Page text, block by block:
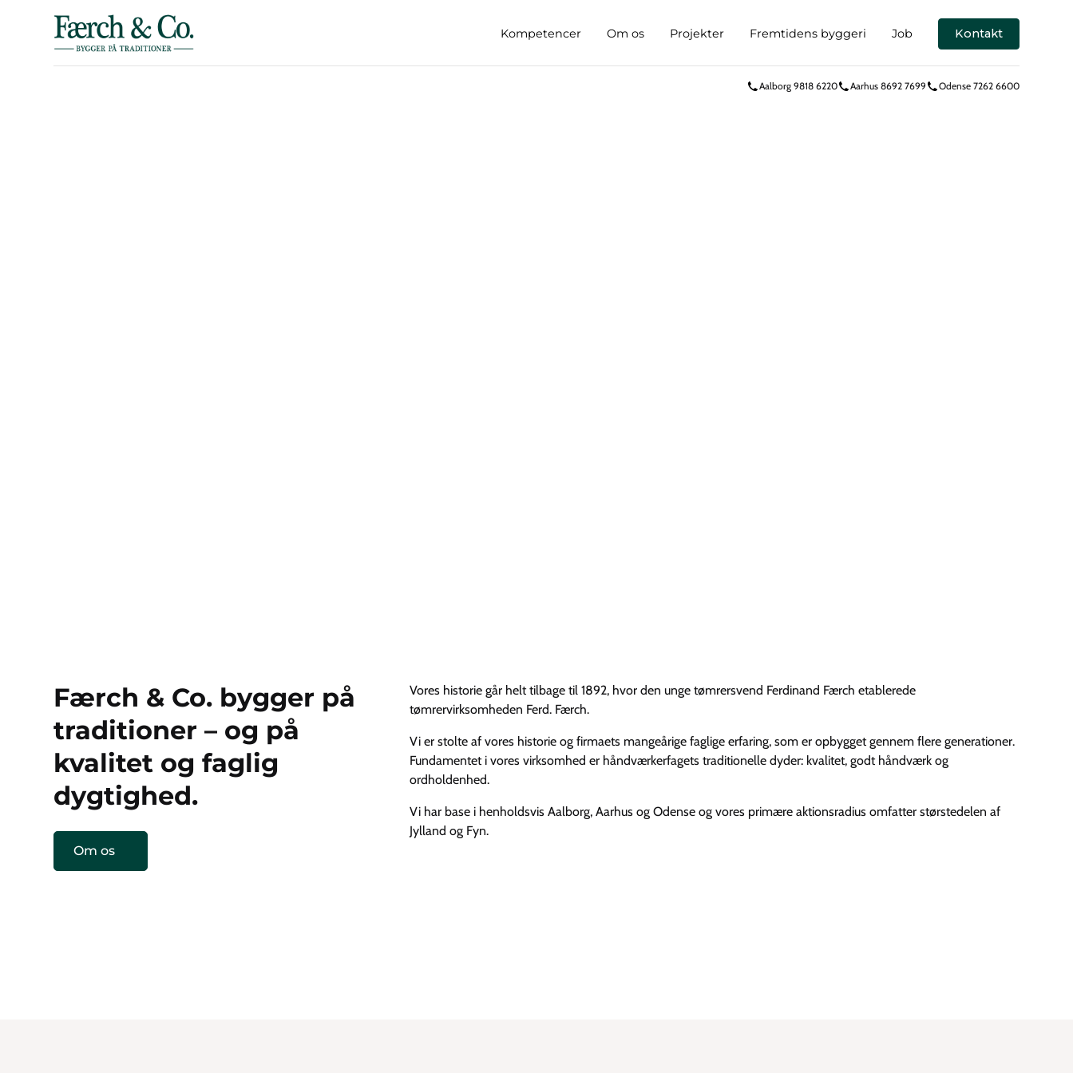
Kompetencer Om os Projekter Fremtidens byggeri Job Kontakt
Aalborg 9818 6220 Aarhus 8692 7699 Odense 7262 6600
Færch & Co. bygger på
traditioner – og på
kvalitet og faglig
dygtighed.
Om os
Vores historie går helt tilbage til 1892, hvor den unge tømrersvend Ferdinand Færch etablerede
tømrervirksomheden Ferd. Færch.
Vi er stolte af vores historie og firmaets mangeårige faglige erfaring, som er opbygget gennem flere generationer.
Fundamentet i vores virksomhed er håndværkerfagets traditionelle dyder: kvalitet, godt håndværk og
ordholdenhed.
Vi har base i henholdsvis Aalborg, Aarhus og Odense og vores primære aktionsradius omfatter størstedelen af
Jylland og Fyn.